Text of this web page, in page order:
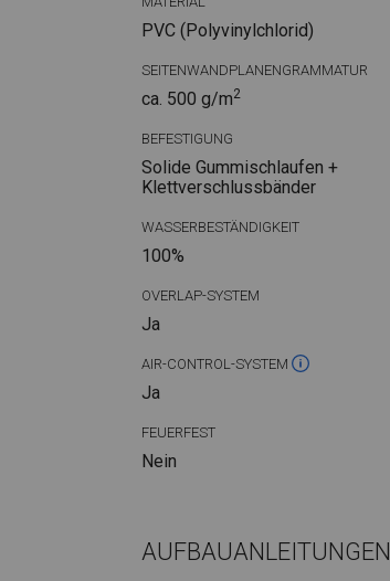
PVC (Polyvinylchlorid)
SEITENWANDPLANENGRAMMATUR
ca. 500 g/m2
BEFESTIGUNG
Solide Gummischlaufen +
Klettverschlussbänder
WASSERBESTÄNDIGKEIT
100%
OVERLAP-SYSTEM
Ja
AIR-CONTROL-SYSTEM
Ja
FEUERFEST
Nein
AUFBAUANLEITUNGEN